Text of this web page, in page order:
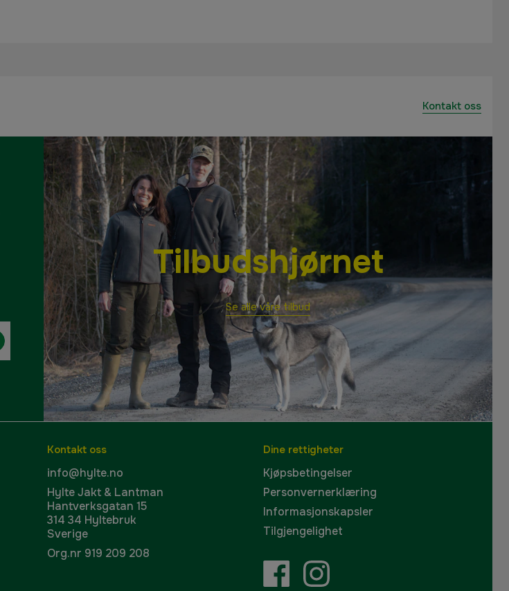
Kontakt oss
Tilbudshjørnet
Se alle våre tilbud
Kontakt oss
info@hylte.no
Hylte Jakt & Lantman
Hantverksgatan 15
314 34 Hyltebruk
Sverige
Org.nr 919 209 208
Dine rettigheter
Kjøpsbetingelser
Personvernerklæring
Informasjonskapsler
Tilgjengelighet